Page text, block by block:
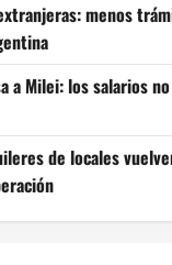
menos
a Milei: los salarios
de locales